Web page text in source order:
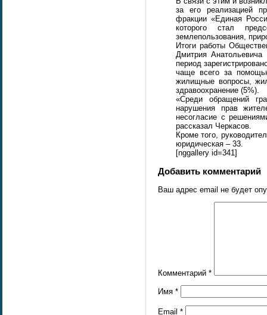
за его реализацией
фракции «Единая
которого стал
землепользования,
Итоги работы
Дмитрия
период
чаще всего за
жилищные вопросы,
здравоохранение (5%).
«Среди обращений
нарушения прав
несогласие с
рассказал Черкасов.
Кроме того,
юридическая – 33.
[nggallery id=341]
Добавить комментарий
Ваш адрес email не будет
Комментарий *
Имя *
Email *